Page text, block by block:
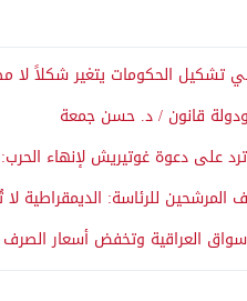
تشكيل الحكومات يتغير شكلاً لا
ودولة قانون / د. حسن جمعة
المرشحين للرئاسة: الديمقراطية
العراقية وتخفض أسعار الصرف